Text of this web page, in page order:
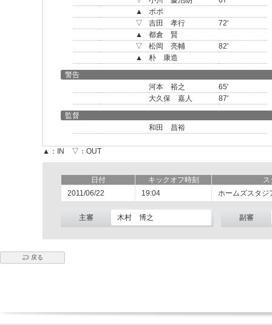
▲
ポポ
▽
吉田 孝行
72'
▲
都倉 賢
▽
松岡 亮輔
82'
▲
朴 康造
警告
河本 裕之
65'
大久保 嘉人
87'
監督
和田 昌裕
▲：IN ▽：OUT
日付 キックオフ時刻
ス
2011/06/22
19:04 ホームズスタジ
主審 木村 博之 副審
戻る